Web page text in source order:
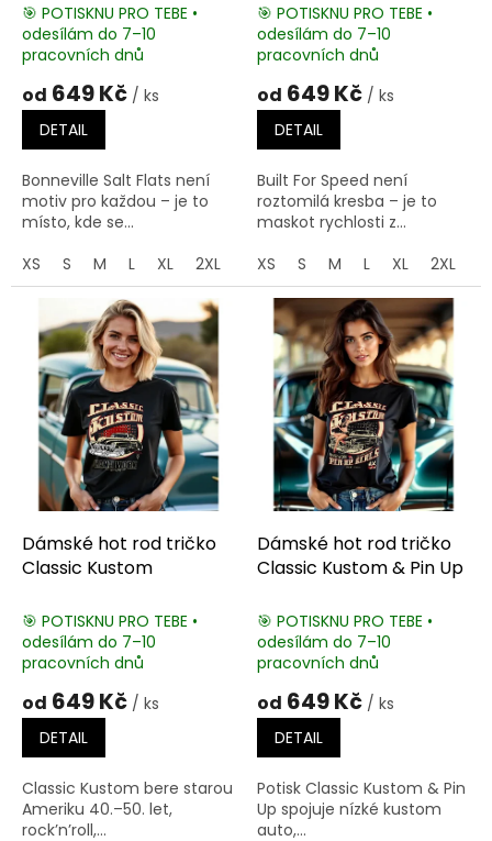
🎯 POTISKNU PRO TEBE •
odesílám do 7–10
pracovních dnů
od 649 Kč / ks
DETAIL
Bonneville Salt Flats není
motiv pro každou – je to
místo, kde se...
XS
S M L XL 2XL 3XL
🎯 POTISKNU PRO TEBE •
odesílám do 7–10
pracovních dnů
od 649 Kč / ks
DETAIL
Built For Speed není
roztomilá kresba – je to
maskot rychlosti z...
XS
S M L XL 2XL
Dámské hot rod tričko
Classic Kustom
🎯 POTISKNU PRO TEBE •
odesílám do 7–10
pracovních dnů
od 649 Kč / ks
DETAIL
Classic Kustom bere starou
Ameriku 40.–50. let,
rock’n’roll,...
Dámské hot rod tričko
Classic Kustom & Pin Up
🎯 POTISKNU PRO TEBE •
odesílám do 7–10
pracovních dnů
od 649 Kč / ks
DETAIL
Potisk Classic Kustom & Pin
Up spojuje nízké kustom
auto,...